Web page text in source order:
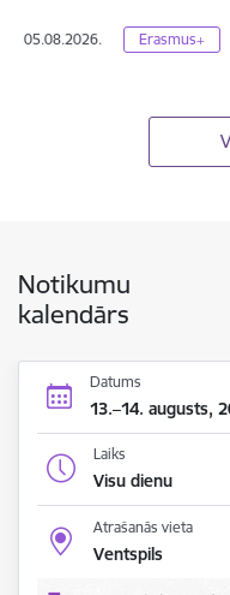
05.08.2026. Erasmus+
Notikumu
kalendārs
Datums
13.–14. augusts,
Laiks
Visu dienu
Atrašanās vieta
Ventspils